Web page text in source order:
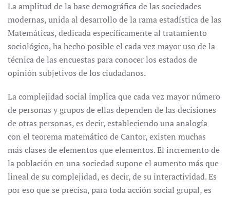
La amplitud de la base demográfica de las sociedades
modernas, unida al desarrollo de la rama estadística de las
Matemáticas, dedicada específicamente al tratamiento
sociológico, ha hecho posible el cada vez mayor uso de la
técnica de las encuestas para conocer los estados de
opinión subjetivos de los ciudadanos.
La complejidad social implica que cada vez mayor número
de personas y grupos de ellas dependen de las decisiones
de otras personas, es decir, estableciendo una analogía
con el teorema matemático de Cantor, existen muchas
más clases de elementos que elementos. El incremento de
la población en una sociedad supone el aumento más que
lineal de su complejidad, es decir, de su interactividad. Es
por eso que se precisa, para toda acción social grupal, es